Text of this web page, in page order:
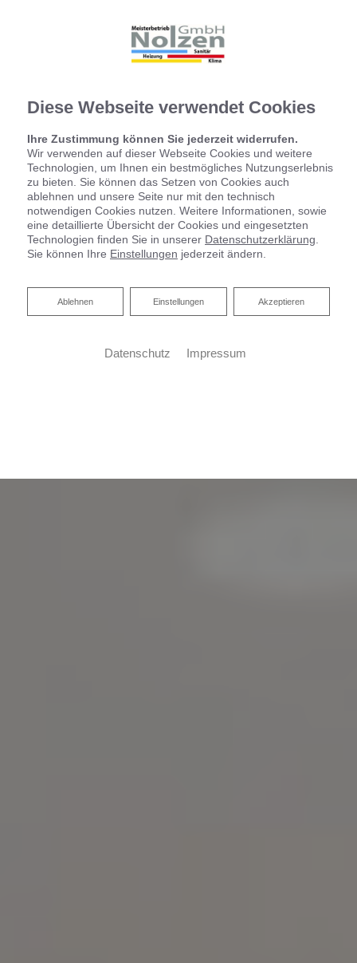
Diese Webseite verwendet Cookies
Ihre Zustimmung können Sie jederzeit widerrufen.
Wir verwenden auf dieser Webseite Cookies und weitere
Technologien, um Ihnen ein bestmögliches Nutzungserlebnis
zu bieten. Sie können das Setzen von Cookies auch
ablehnen und unsere Seite nur mit den technisch
notwendigen Cookies nutzen. Weitere Informationen, sowie
eine detaillierte Übersicht der Cookies und eingesetzten
Technologien finden Sie in unserer Datenschutzerklärung
Sie können Ihre Einstellungen jederzeit ändern.
Akzeptieren
Einstellungen
Ablehnen
Ablehnen
Datenschutz Impressum